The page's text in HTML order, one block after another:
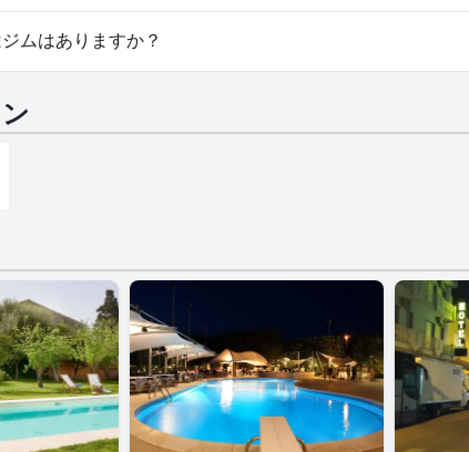
では駐車場はご利用いただけません。
ムはありますか？